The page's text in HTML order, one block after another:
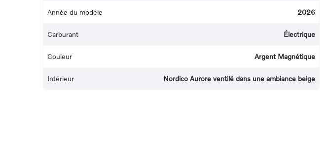
Année du modèle 2026
Carburant Électrique
Couleur Argent Magnétique
Intérieur Nordico Aurore ventilé dans une ambiance beige